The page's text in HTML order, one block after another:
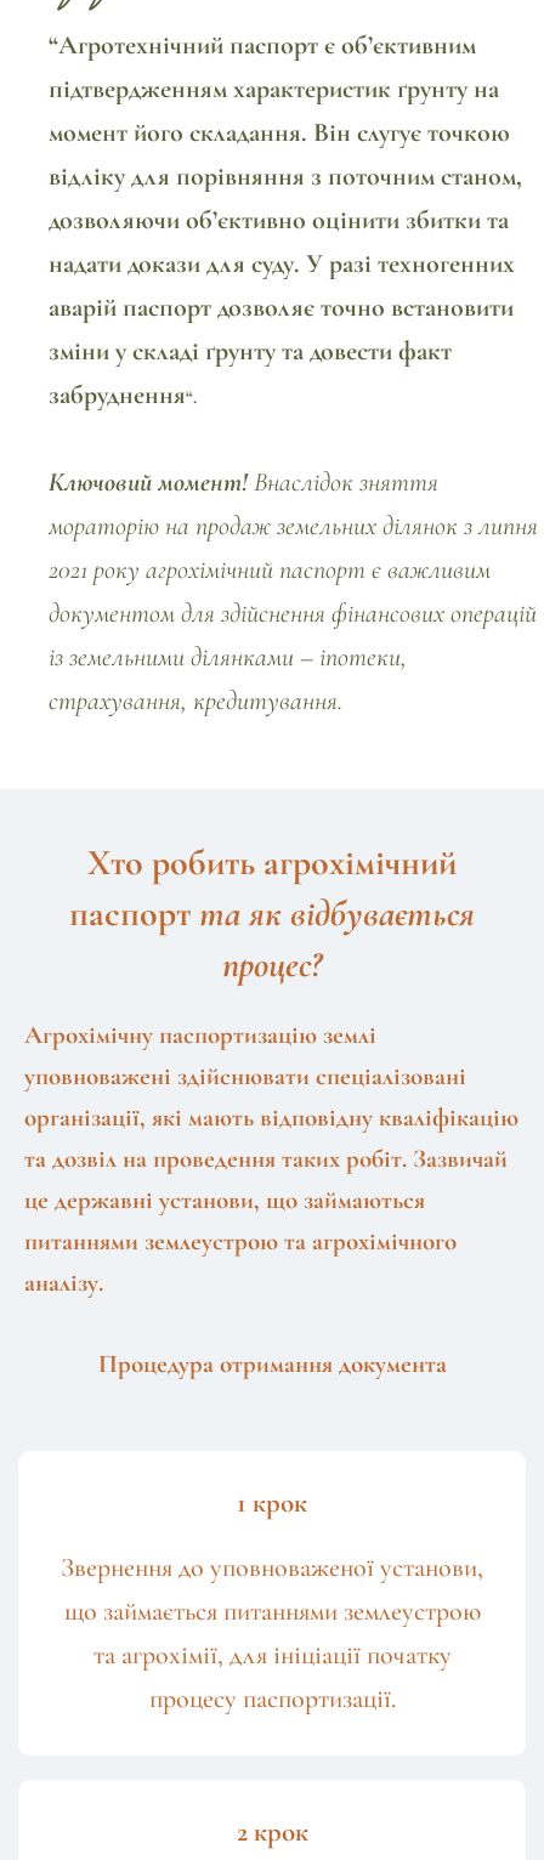
“Агротехнічний паспорт є об’єктивним
підтвердженням характеристик ґрунту на
момент його складання. Він слугує точкою
відліку для порівняння з поточним станом,
дозволяючи об’єктивно оцінити збитки та
надати докази для суду. У разі техногенних
аварій паспорт дозволяє точно встановити
зміни у складі ґрунту та довести факт
забруднення“.
Ключовий момент!Внаслідок зняття
мораторію на продаж земельних ділянок з липня
2021 року агрохімічний паспортє важливим
документом для здійснення фінансових операцій
із земельними ділянками – іпотеки,
страхування, кредитування.
Хто робить агрохімічний
паспортта як відбувається
процес?
Агрохімічну паспортизацію землі
уповноважені здійснювати спеціалізовані
організації, які мають відповідну кваліфікацію
та дозвіл на проведення таких робіт. Зазвичай
це державні установи, що займаються
питаннями землеустрою та агрохімічного
аналізу.
Процедура отримання документа
1 крок
Звернення до уповноваженої установи,
що займається питаннями землеустрою
та агрохімії, для ініціації початку
процесу паспортизації.
2 крок